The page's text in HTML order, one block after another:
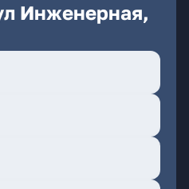
Инженерная,